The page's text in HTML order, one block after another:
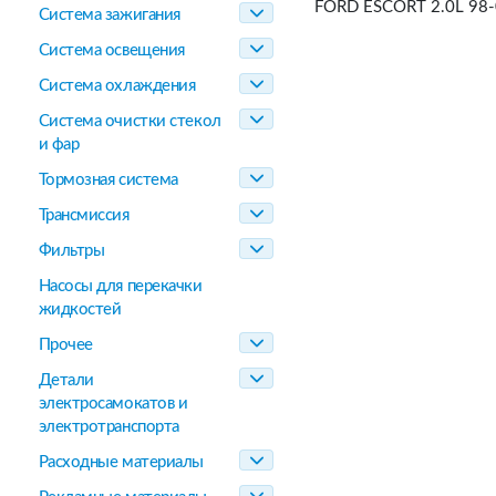
Система зажигания
Система освещения
Система охлаждения
Система очистки стекол
и фар
Тормозная система
Трансмиссия
Фильтры
Насосы для перекачки
жидкостей
Прочее
Детали
электросамокатов и
электротранспорта
Расходные материалы
FORD ESCORT 2.0L